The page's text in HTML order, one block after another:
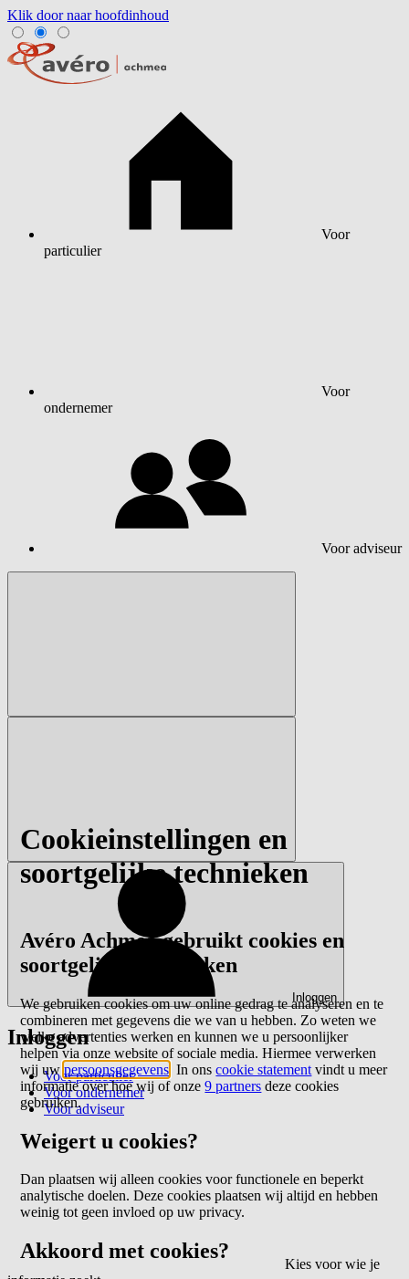
Klik door naar hoofdinhoud
Voor
particulier
Voor
ondernemer
Voor adviseur
Inloggen
Inloggen
Voor particulier
Voor ondernemer
Voor adviseur
Kies voor wie je
Cookieinstellingen en
soortgelijke technieken
Avéro Achmea gebruikt cookies en
soortgelijke technieken
We gebruiken cookies om uw online gedrag te analyseren en te
combineren met gegevens die we van u hebben. Zo weten we
welke advertenties werken en kunnen we u persoonlijker
helpen via onze website of sociale media. Hiermee verwerken
wij uwpersoonsgegevens . In onscookie statement vindt u meer
informatie over hoe wij of onze9 partners deze cookies
gebruiken.
Weigert u cookies?
Dan plaatsen wij alleen cookies voor functionele en beperkt
analytische doelen. Deze cookies plaatsen wij altijd en hebben
weinig tot geen invloed op uw privacy.
Akkoord met cookies?